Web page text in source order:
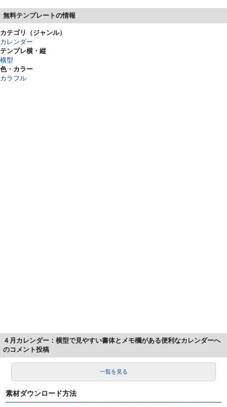
無料テンプレートの情報
カテゴリ（ジャンル）
カレンダー
テンプレ横・縦
横型
色・カラー
カラフル
４月カレンダー：横型で見やすい書体とメモ欄がある便利なカレンダーへ
のコメント投稿
一覧を見る
素材ダウンロード方法